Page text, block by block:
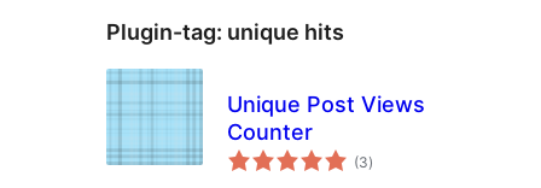
Plugin-tag: unique hits
Unique Post Views
Counter
(3totale
bedømmelser
)